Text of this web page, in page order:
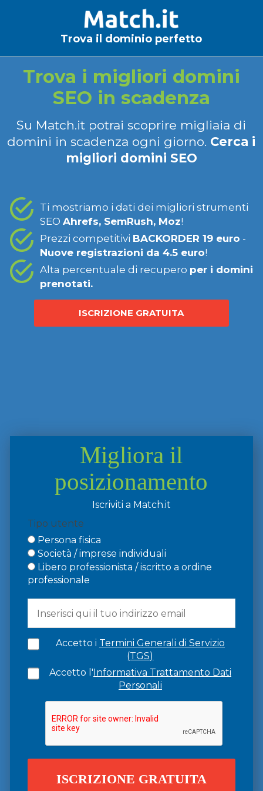
Trova il dominio perfetto
Trova i migliori domini
SEO in scadenza
Su Match.it potrai scoprire migliaia di
domini in scadenza ogni giorno. Cerca i
migliori domini SEO
Ti mostriamo i dati dei migliori strumenti
SEO Ahrefs, SemRush, Moz!
Prezzi competitivi BACKORDER 19 euro -
Nuove registrazioni da 4.5 euro!
Alta percentuale di recupero per i domini
prenotati.
ISCRIZIONE GRATUITA
Migliora il
posizionamento
Iscriviti a Match.it
Tipo utente
Persona fisica
Società / imprese individuali
Libero professionista / iscritto a ordine
professionale
Accetto i Termini Generali di Servizio
(TGS)
Accetto l'Informativa Trattamento Dati
Personali